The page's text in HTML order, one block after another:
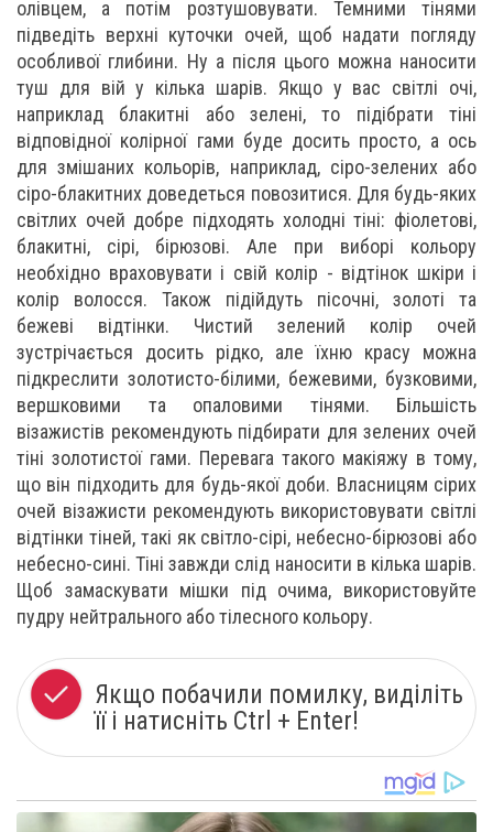
олівцем, а потім розтушовувати. Темними тінями
підведіть верхні куточки очей, щоб надати погляду
особливої ​​глибини. Ну а після цього можна наносити
туш для вій у кілька шарів. Якщо у вас світлі очі,
наприклад блакитні або зелені, то підібрати тіні
відповідної колірної гами буде досить просто, а ось
для змішаних кольорів, наприклад, сіро-зелених або
сіро-блакитних доведеться повозитися. Для будь-яких
світлих очей добре підходять холодні тіні: фіолетові,
блакитні, сірі, бірюзові. Але при виборі кольору
необхідно враховувати і свій колір - відтінок шкіри і
колір волосся. Також підійдуть пісочні, золоті та
бежеві відтінки. Чистий зелений колір очей
зустрічається досить рідко, але їхню красу можна
підкреслити золотисто-білими, бежевими, бузковими,
вершковими та опаловими тінями. Більшість
візажистів рекомендують підбирати для зелених очей
тіні золотистої гами. Перевага такого макіяжу в тому,
що він підходить для будь-якої доби. Власницям сірих
очей візажисти рекомендують використовувати світлі
відтінки тіней, такі як світло-сірі, небесно-бірюзові або
небесно-сині. Тіні завжди слід наносити в кілька шарів.
Щоб замаскувати мішки під очима, використовуйте
пудру нейтрального або тілесного кольору.
Якщо побачили помилку, виділіть
її і натисніть Ctrl + Enter!